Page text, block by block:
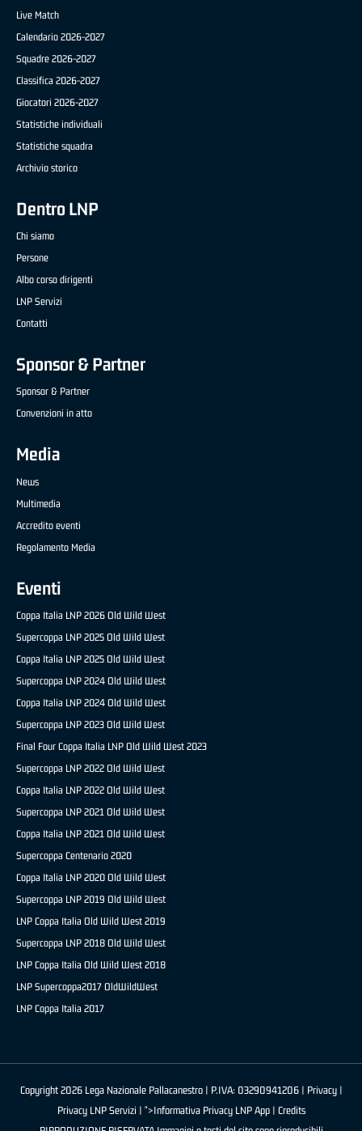
Live Match
Calendario 2026-2027
Squadre 2026-2027
Classifica 2026-2027
Giocatori 2026-2027
Statistiche individuali
Statistiche squadra
Archivio storico
Dentro LNP
Chi siamo
Persone
Albo corso dirigenti
LNP Servizi
Contatti
Sponsor & Partner
Sponsor & Partner
Convenzioni in atto
Media
News
Multimedia
Accredito eventi
Regolamento Media
Eventi
Coppa Italia LNP 2026 Old Wild West
Supercoppa LNP 2025 Old Wild West
Coppa Italia LNP 2025 Old Wild West
Supercoppa LNP 2024 Old Wild West
Coppa Italia LNP 2024 Old Wild West
Supercoppa LNP 2023 Old Wild West
Final Four Coppa Italia LNP Old Wild West 2023
Supercoppa LNP 2022 Old Wild West
Coppa Italia LNP 2022 Old Wild West
Supercoppa LNP 2021 Old Wild West
Coppa Italia LNP 2021 Old Wild West
Supercoppa Centenario 2020
Coppa Italia LNP 2020 Old Wild West
Supercoppa LNP 2019 Old Wild West
LNP Coppa Italia Old Wild West 2019
Supercoppa LNP 2018 Old Wild West
LNP Coppa Italia Old Wild West 2018
LNP Supercoppa2017 OldWildWest
LNP Coppa Italia 2017
Copyright 2026 Lega Nazionale Pallacanestro | P.IVA: 03290941206 | Privacy|
Privacy LNP Servizi | ">Informativa Privacy LNP App | Credits